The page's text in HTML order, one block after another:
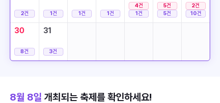
2건 1건 1건 1건
4건
1건
5건
5건
2건
10건
30
8건
31
3건
8월 8일 개최되는 축제를 확인하세요!